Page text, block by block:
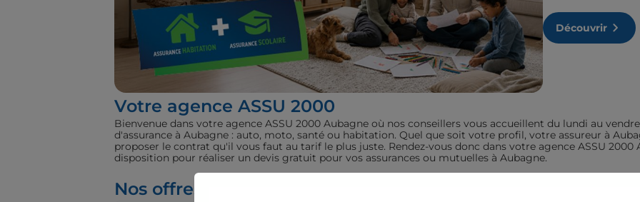
Découvrir
Votre agence ASSU 2000
Bienvenue dans votre agence ASSU 2000 Aubagne où nos conseillers vous accueillent du lundi au
d'assurance à Aubagne : auto, moto, santé ou habitation. Quel que soit votre profil, votre assureur à
proposer le contrat qu'il vous faut au tarif le plus juste. Rendez-vous donc dans votre agence ASSU
disposition pour réaliser un devis gratuit pour vos assurances ou mutuelles à Aubagne.
Nos offres pour les particuliers